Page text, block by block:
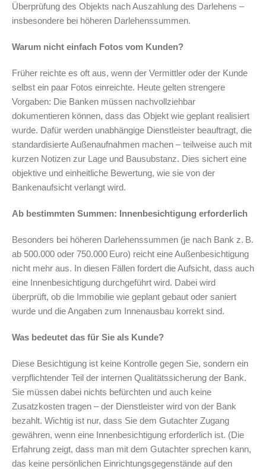
Überprüfung des Objekts nach Auszahlung des Darlehens –
insbesondere bei höheren Darlehenssummen.
Warum nicht einfach Fotos vom Kunden?
Früher reichte es oft aus, wenn der Vermittler oder der Kunde
selbst ein paar Fotos einreichte. Heute gelten strengere
Vorgaben: Die Banken müssen nachvollziehbar
dokumentieren können, dass das Objekt wie geplant realisiert
wurde. Dafür werden unabhängige Dienstleister beauftragt, die
standardisierte Außenaufnahmen machen – teilweise auch mit
kurzen Notizen zur Lage und Bausubstanz. Dies sichert eine
objektive und einheitliche Bewertung, wie sie von der
Bankenaufsicht verlangt wird.
Ab bestimmten Summen: Innenbesichtigung erforderlich
Besonders bei höheren Darlehenssummen (je nach Bank z. B.
ab 500.000 oder 750.000 Euro) reicht eine Außenbesichtigung
nicht mehr aus. In diesen Fällen fordert die Aufsicht, dass auch
eine Innenbesichtigung durchgeführt wird. Dabei wird
überprüft, ob die Immobilie wie geplant gebaut oder saniert
wurde und die Angaben zum Innenausbau korrekt sind.
Was bedeutet das für Sie als Kunde?
Diese Besichtigung ist keine Kontrolle gegen Sie, sondern ein
verpflichtender Teil der internen Qualitätssicherung der Bank.
Sie müssen dabei nichts befürchten und auch keine
Zusatzkosten tragen – der Dienstleister wird von der Bank
bezahlt. Wichtig ist nur, dass Sie dem Gutachter Zugang
gewähren, wenn eine Innenbesichtigung erforderlich ist. (Die
Erfahrung zeigt, dass man mit dem Gutachter sprechen kann,
das keine persönlichen Einrichtungsgegenstände auf den